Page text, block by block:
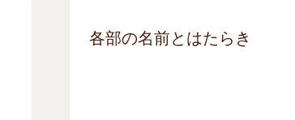
各部の名前とはたらき